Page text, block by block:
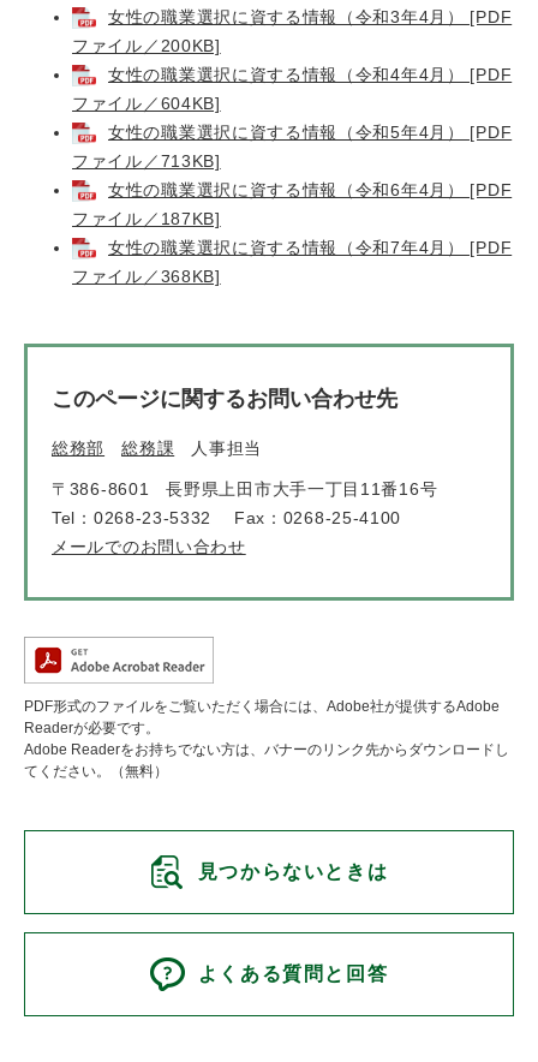
女性の職業選択に資する情報（令和3年4月） [PDF
ファイル／200KB]
女性の職業選択に資する情報（令和4年4月） [PDF
ファイル／604KB]
女性の職業選択に資する情報（令和5年4月） [PDF
ファイル／713KB]
女性の職業選択に資する情報（令和6年4月） [PDF
ファイル／187KB]
女性の職業選択に資する情報（令和7年4月） [PDF
ファイル／368KB]
このページに関するお問い合わせ先
総務部 総務課 人事担当
〒386-8601
長野県上田市大手一丁目11番16号
Tel：0268-23-5332
Fax：0268-25-4100
メールでのお問い合わせ
PDF形式のファイルをご覧いただく場合には、Adobe社が提供するAdobe
Readerが必要です。
Adobe Readerをお持ちでない方は、バナーのリンク先からダウンロードし
てください。（無料）
見つからないときは
よくある質問と回答